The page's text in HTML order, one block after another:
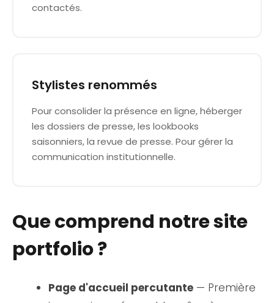
contactés.
Stylistes renommés
Pour consolider la présence en ligne, héberger
les dossiers de presse, les lookbooks
saisonniers, la revue de presse. Pour gérer la
communication institutionnelle.
Que comprend notre site
portfolio ?
Page d'accueil percutante — Première